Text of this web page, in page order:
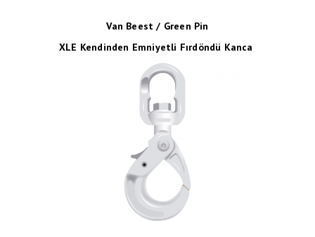
Van Beest / Green Pin
XLE Kendinden Emniyetli Fırdöndü Kanca